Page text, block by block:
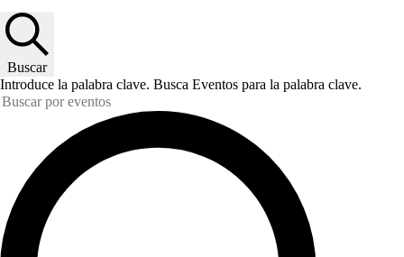
Buscar
Introduce la palabra clave. Busca Eventos para la palabra clave.